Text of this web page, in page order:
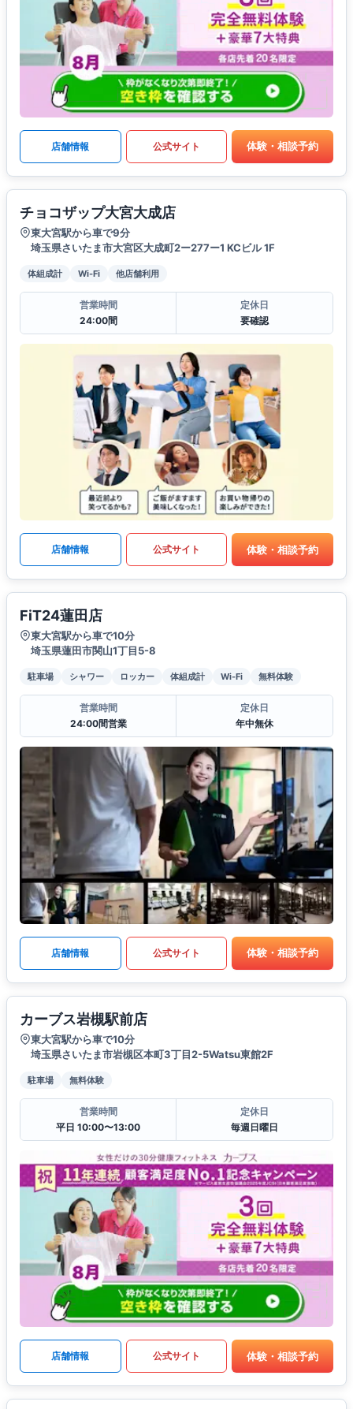
店舗情報 公式サイト 体験・相談予約
チョコザップ大宮大成店
東大宮駅から車で9分
埼玉県さいたま市大宮区大成町2ー277ー1 KCビル 1F
体組成計 Wi-Fi 他店舗利用
営業時間
24:00間
定休日
要確認
店舗情報 公式サイト 体験・相談予約
FiT24蓮田店
東大宮駅から車で10分
埼玉県蓮田市関山1丁目5-8
駐車場 シャワー ロッカー 体組成計 Wi-Fi 無料体験
営業時間
24:00間営業
定休日
年中無休
店舗情報 公式サイト 体験・相談予約
カーブス岩槻駅前店
東大宮駅から車で10分
埼玉県さいたま市岩槻区本町3丁目2-5Watsu東館2F
駐車場 無料体験
営業時間
平日 10:00〜13:00
定休日
毎週日曜日
店舗情報 公式サイト 体験・相談予約